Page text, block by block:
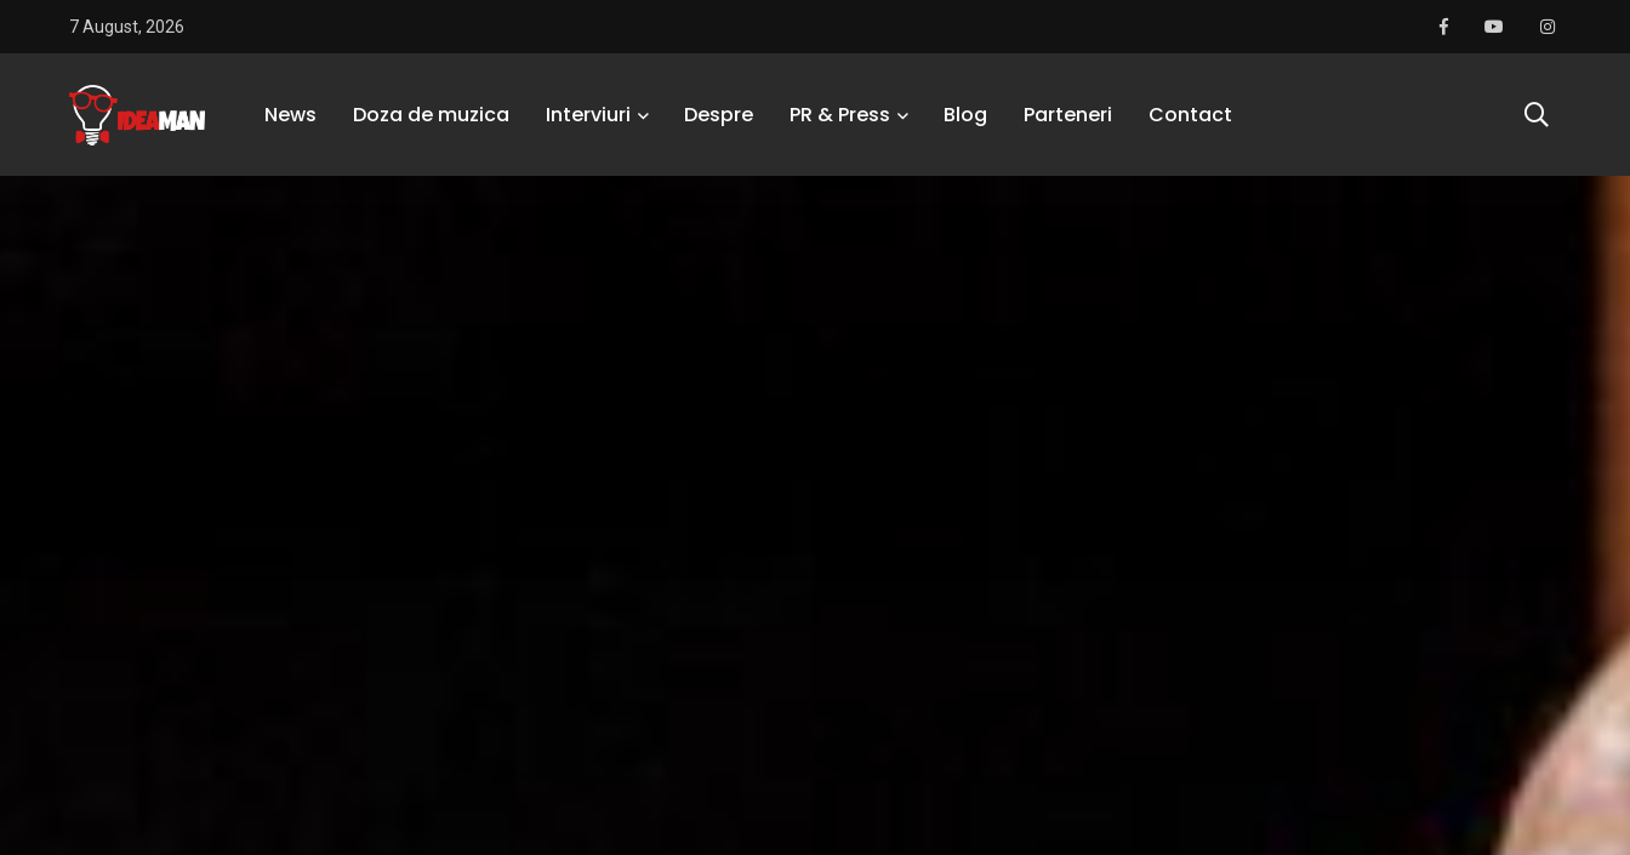
7 August, 2026
News Doza de muzica Interviuri Despre PR & Press Blog Parteneri Contact